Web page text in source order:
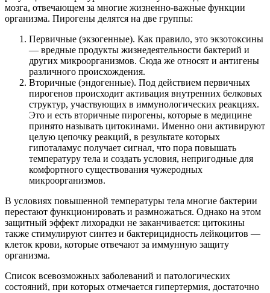
мозга, отвечающем за многие жизненно-важные функции
организма. Пирогены делятся на две группы:
Первичные (экзогенные). Как правило, это экзотоксины
— вредные продукты жизнедеятельности бактерий и
других микроорганизмов. Сюда же относят и антигены
различного происхождения.
Вторичные (эндогенные). Под действием первичных
пирогенов происходит активация внутренних белковых
структур, участвующих в иммунологических реакциях.
Это и есть вторичные пирогены, которые в медицине
принято называть цитокинами. Именно они активируют
целую цепочку реакций, в результате которых
гипоталамус получает сигнал, что пора повышать
температуру тела и создать условия, непригодные для
комфортного существования чужеродных
микроорганизмов.
В условиях повышенной температуры тела многие бактерии
перестают функционировать и размножаться. Однако на этом
защитный эффект лихорадки не заканчивается: цитокины
также стимулируют синтез и бактерицидность лейкоцитов —
клеток крови, которые отвечают за иммунную защиту
организма.
Список всевозможных заболеваний и патологических
состояний, при которых отмечается гипертермия, достаточно